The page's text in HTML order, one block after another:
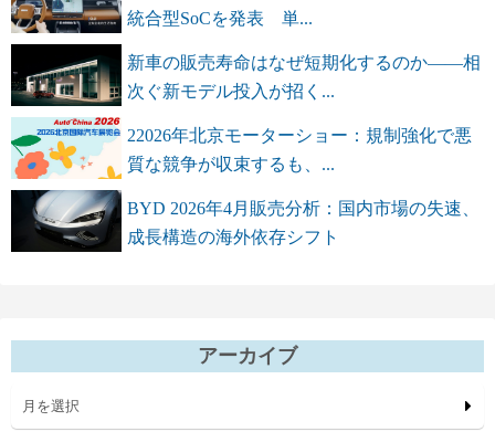
統合型SoCを発表 単...
新車の販売寿命はなぜ短期化するのか――相
次ぐ新モデル投入が招く...
22026年北京モーターショー：規制強化で悪
質な競争が収束するも、...
BYD 2026年4月販売分析：国内市場の失速、
成長構造の海外依存シフト
アーカイブ
月を選択